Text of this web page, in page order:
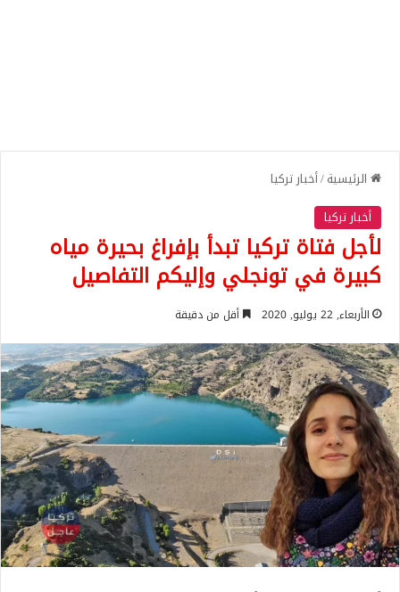
الرئيسية/أخبار تركيا
أخبار تركيا
لأجل فتاة تركيا تبدأ بإفراغ بحيرة مياه
كبيرة في تونجلي وإليكم التفاصيل
الأربعاء, 22 يوليو, 2020 أقل من دقيقة